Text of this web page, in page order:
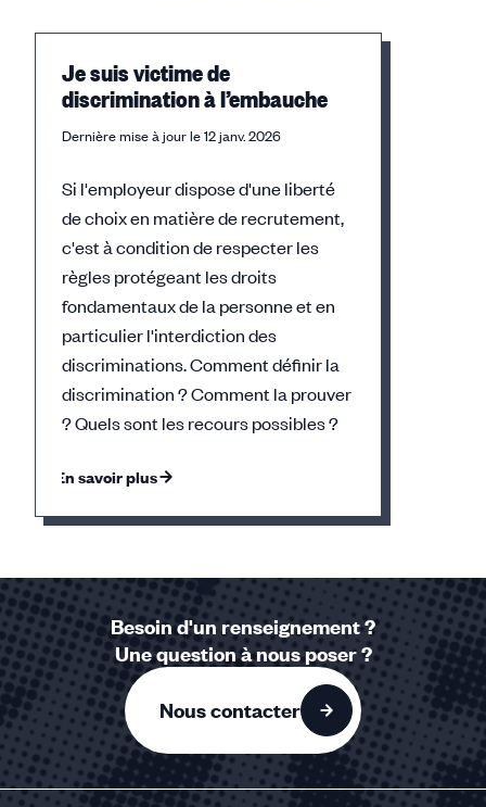
Je suis victime de
discrimination à l’embauche
Dernière mise à jour le 12 janv. 2026
Si l'employeur dispose d'une liberté
de choix en matière de recrutement,
c'est à condition de respecter les
règles protégeant les droits
fondamentaux de la personne et en
particulier l'interdiction des
discriminations. Comment définir la
discrimination ? Comment la prouver
? Quels sont les recours possibles ?
En savoir plus
Élément
sur
1
accessible Besoin d'un renseignement ?
Une question à nous poser ?
Nous contacter